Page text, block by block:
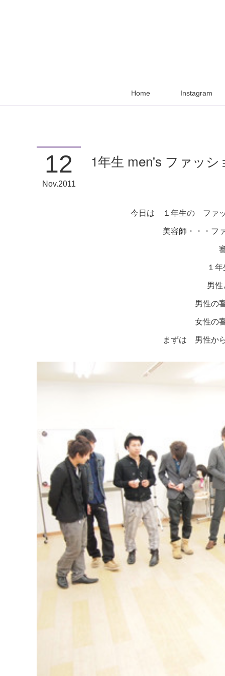
Home Instagram
12
Nov 2011
1年生 men's ファッ
今日は １年生の ファ
美容師・・・フ
１
男
男性の
女性の
まずは 男性か